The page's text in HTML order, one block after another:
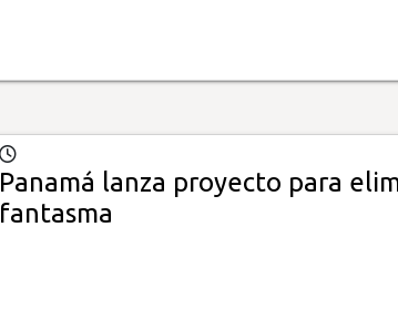
Panamá lanza proyecto para
fantasma